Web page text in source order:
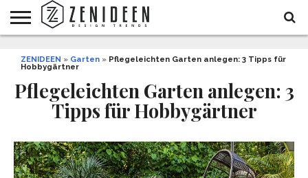
INNENDESIGN
ARCHITEKTUR
GARTEN
UND
LIFESTYLE
DEKO
&
DIY
STYLE
REZEPTE
GESUNDHEIT
WEIHNACHTEN
ZENIDEEN » Garten » Pflegeleichten Garten anlegen: 3 Tipps für
Hobbygärtner
Pflegeleichten Garten anlegen: 3
Tipps für Hobbygärtner